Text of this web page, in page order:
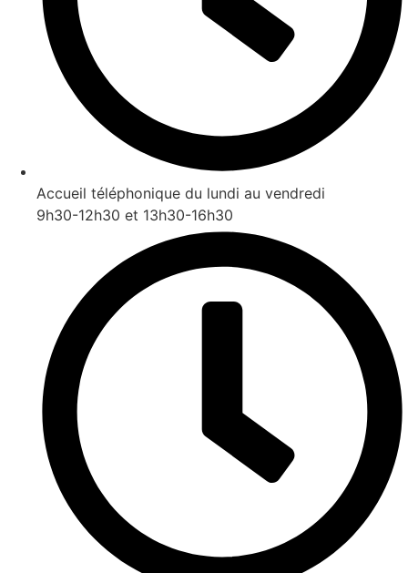
Accueil téléphonique du lundi au vendredi
9h30-12h30 et 13h30-16h30